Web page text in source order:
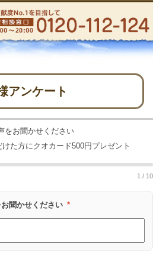
アンケート
をお聞かせください
た方にクオカード500円プレゼント
1 / 10
聞かせください *